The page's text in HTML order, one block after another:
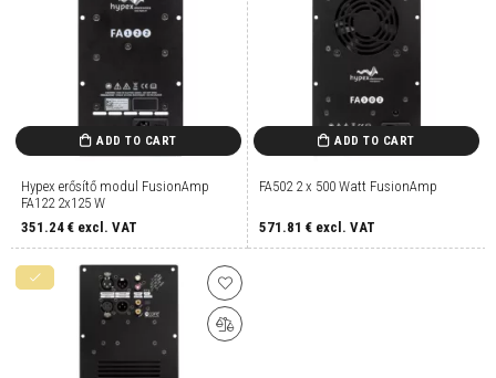
ADD TO CART
Hypex erősítő modul FusionAmp
FA122 2x125 W
351.24 € excl. VAT
ADD TO CART
FA502 2 x 500 Watt FusionAmp
571.81 € excl. VAT